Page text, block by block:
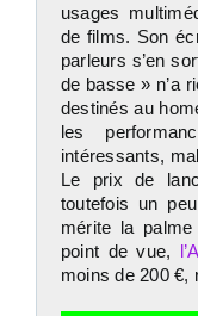
usages
de films. Son
parleurs s’en
de basse » n’a
destinés au
les
intéressants,
Le prix de
toutefois un
mérite la
point de vue,
moins de 200 €,